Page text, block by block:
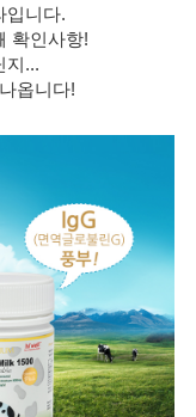
입니다.
확인사항!
지...
옵니다!